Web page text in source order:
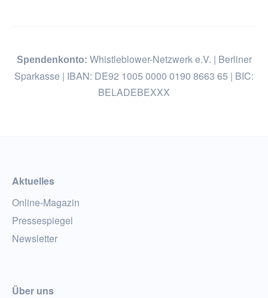
Spendenkonto: Whistleblower-Netzwerk e.V. | Berliner
Sparkasse | IBAN: DE92 1005 0000 0190 8663 65 | BIC:
BELADEBEXXX
Aktuelles
Online-Magazin
Pressespiegel
Newsletter
Über uns